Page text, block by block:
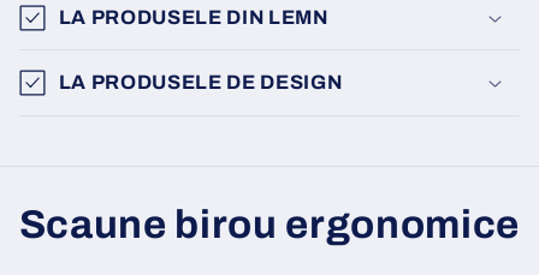
LA PRODUSELE DIN LEMN
LA PRODUSELE DE DESIGN
Scaune birou ergonomice